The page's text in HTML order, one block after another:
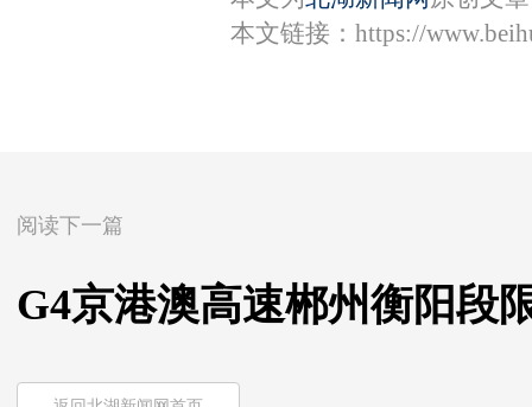
本文链接： https://
阅读下一篇
G4京港澳高速郴州衡阳段